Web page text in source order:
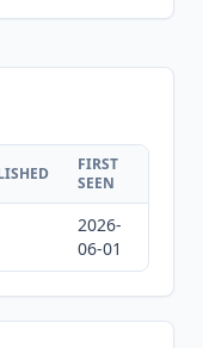
FIRST
SEEN
2026-
06-01